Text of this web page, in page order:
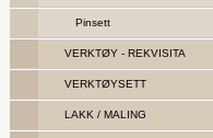
Pinsett
VERKTØY - REKVISITA
VERKTØYSETT
LAKK / MALING